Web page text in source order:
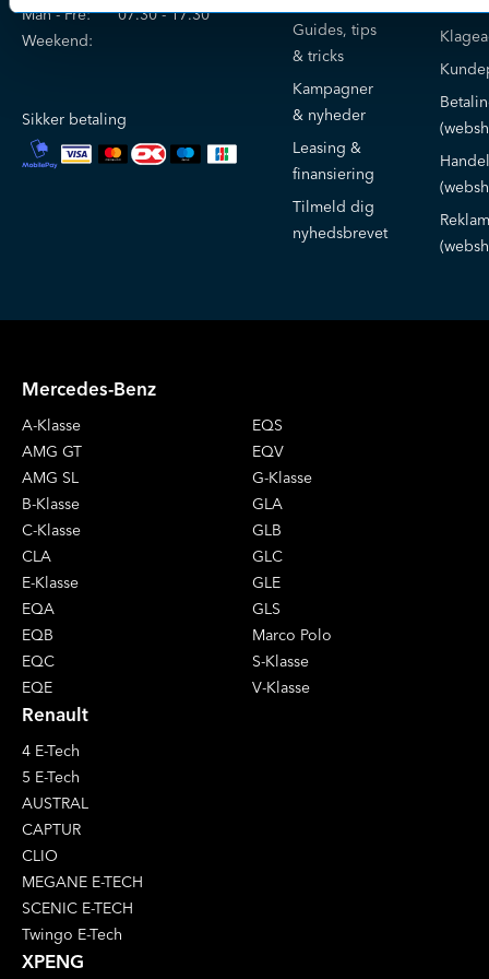
Man - Fre:
07.30 - 17.30
Weekend:
Sikker betaling
Guides, tips
& tricks
Kampagner
& nyheder
Leasing &
finansiering
Tilmeld dig
nyhedsbrevet
Mercedes-Benz
A-Klasse
AMG GT
AMG SL
B-Klasse
C-Klasse
CLA
E-Klasse
EQA
EQB
EQC
EQE
EQS
EQV
G-Klasse
GLA
GLB
GLC
GLE
GLS
Marco Polo
S-Klasse
V-Klasse
Renault
4 E-Tech
5 E-Tech
AUSTRAL
CAPTUR
CLIO
MEGANE E-TECH
SCENIC E-TECH
Twingo E-Tech
XPENG